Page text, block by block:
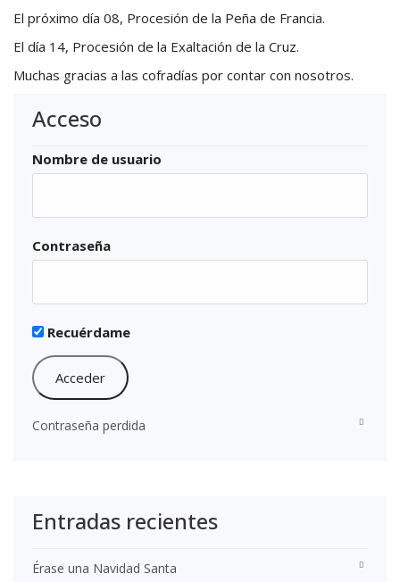
El próximo día 08, Procesión de la Peña de Francia.
El día 14, Procesión de la Exaltación de la Cruz.
Muchas gracias a las cofradías por contar con nosotros.
Acceso
Nombre de usuario
Contraseña
Recuérdame
Contraseña perdida
Entradas recientes
Érase una Navidad Santa